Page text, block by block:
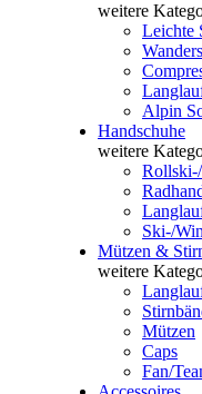
weitere
Leichte
Alpin
Handschuhe
weitere
Ski-/
Mützen &
weitere
Mützen
Caps
Fan/